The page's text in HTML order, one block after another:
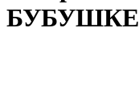
БУБУШКЕ